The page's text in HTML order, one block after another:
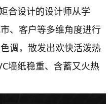
合设计的设计师从学
、客户等多维角度进行
调，散发出欢快活泼热
墙纸稳重、含蓄又火热